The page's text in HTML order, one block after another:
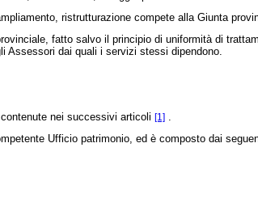
ristrutturazione compete alla Giunta
fatto salvo il principio di uniformità di
Assessori dai quali i servizi stessi dipendono.
nei successivi articoli [1] .
Ufficio patrimonio, ed è composto dai